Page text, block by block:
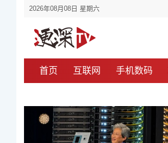
2026年08月08日 星期六
首页 互联网 手机数码